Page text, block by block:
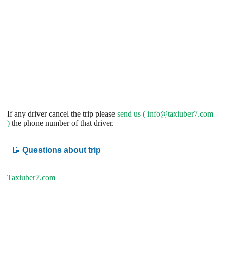
If any driver cancel the trip please send us ( info@taxiuber7.com
) the phone number of that driver.
📝 Questions about trip
Taxiuber7.com